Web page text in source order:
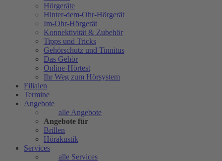
Hörgeräte
Hinter-dem-Ohr-Hörgerät
Im-Ohr-Hörgerät
Konnektivität & Zubehör
Tipps und Tricks
Gehörschutz und Tinnitus
Das Gehör
Online-Hörtest
Ihr Weg zum Hörsystem
Filialen
Termine
Angebote
alle Angebote
Angebote für
Brillen
Hörakustik
Services
alle Services